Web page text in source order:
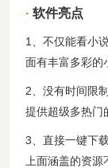
软件亮点
1、不仅能看小
面有丰富多彩的
2、没有时间限
提供超级多热门
3、直接一键下
上面涵盖的资